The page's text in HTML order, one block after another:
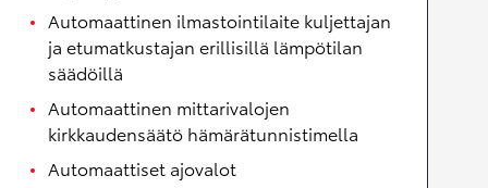
Automaattinen ilmastointilaite kuljettajan
ja etumatkustajan erillisillä lämpötilan
säädöillä
Automaattinen mittarivalojen
kirkkaudensäätö hämärätunnistimella
Automaattiset ajovalot